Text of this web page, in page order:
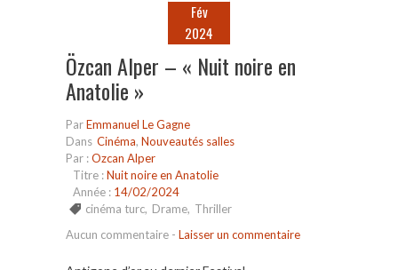
Fév
2024
Özcan Alper – « Nuit noire en
Anatolie »
ParEmmanuel Le Gagne
Dans Cinéma, Nouveautés salles
Par :Ozcan Alper
Titre :Nuit noire en Anatolie
Année : 14/02/2024
cinéma turc, Drame, Thriller
Aucun commentaire - Laisser un commentaire